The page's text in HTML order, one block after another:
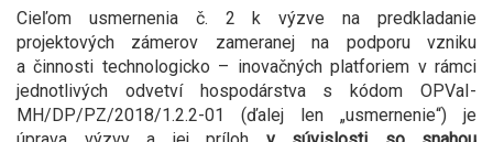
Cieľom usmernenia č. 2 k výzve na predkladanie
projektových zámerov zameranej na podporu vzniku
a činnosti technologicko – inovačných platforiem v rámci
jednotlivých odvetví hospodárstva s kódom OPVaI-
MH/DP/PZ/2018/1.2.2-01 (ďalej len „usmernenie“) je